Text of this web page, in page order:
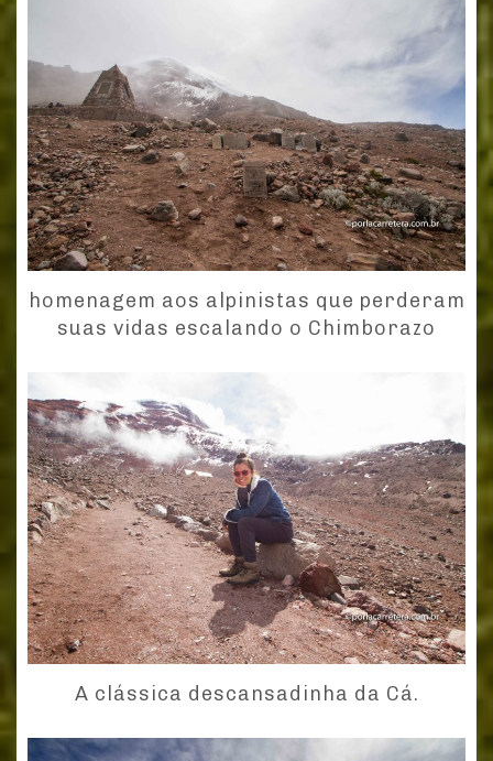
homenagem aos alpinistas que perderam
suas vidas escalando o Chimborazo
A clássica descansadinha da Cá.